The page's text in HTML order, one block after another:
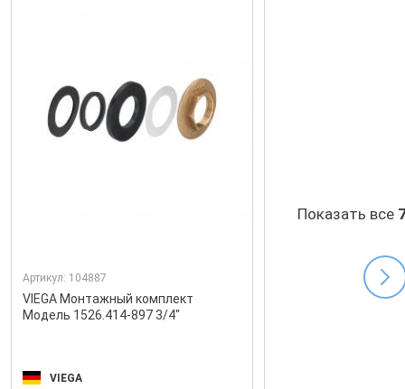
Артикул: 104887
VIEGA Монтажный комплект
Модель 1526.414-897 3/4"
VIEGA
Показать все